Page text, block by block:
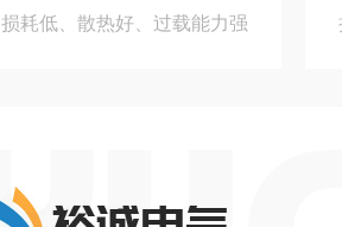
损耗低、散热好、过载能力强